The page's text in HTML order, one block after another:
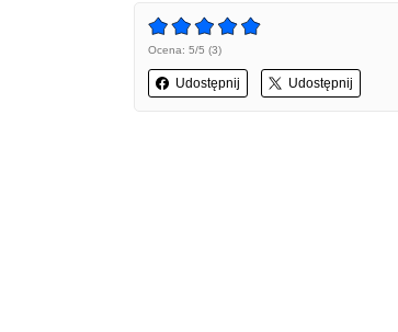
Ocena: 5/5 (3)
Udostępnij Udostępnij